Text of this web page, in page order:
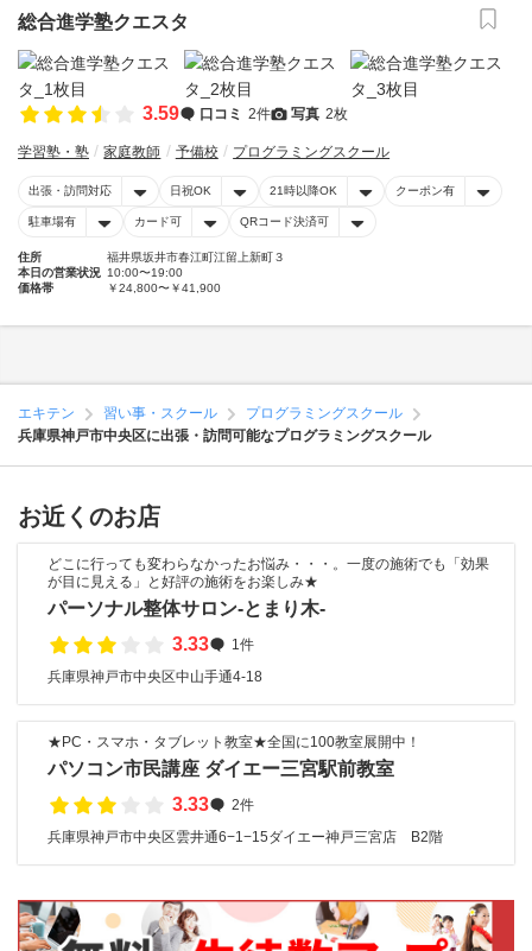
総合進学塾クエスタ
3.59 口コミ 2件 写真 2枚
学習塾・塾 家庭教師 予備校 プログラミングスクール
出張・訪問対応 日祝OK 21時以降OK クーポン有
駐車場有 カード可 QRコード決済可
住所
福井県坂井市春江町江留上新町３
本日の営業状況 10:00〜19:00
価格帯
￥24,800〜￥41,900
エキテン 習い事・スクール
プログラミングスクール
兵庫県神戸市中央区に出張・訪問可能なプログラミングスクール
お近くのお店
どこに行っても変わらなかったお悩み・・・。一度の施術でも「効果
が目に見える」と好評の施術をお楽しみ★
パーソナル整体サロン-とまり木-
3.33
1件
兵庫県神戸市中央区中山手通4-18
★PC・スマホ・タブレット教室★全国に100教室展開中！
パソコン市民講座 ダイエー三宮駅前教室
3.33
2件
兵庫県神戸市中央区雲井通6−1−15ダイエー神戸三宮店 B2階